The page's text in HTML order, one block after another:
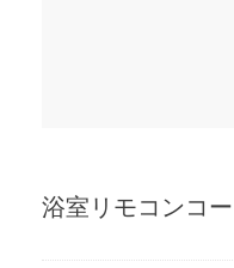
浴室リモコンコ